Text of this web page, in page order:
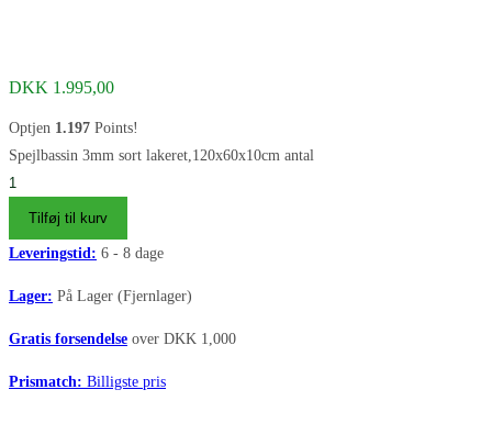
DKK 1.995,00
Optjen 1.197 Points!
Spejlbassin 3mm sort lakeret,120x60x10cm antal
Tilføj til kurv
Leveringstid: 6 - 8 dage
Lager: På Lager (Fjernlager)
Gratis forsendelse over DKK 1,000
Prismatch: Billigste pris